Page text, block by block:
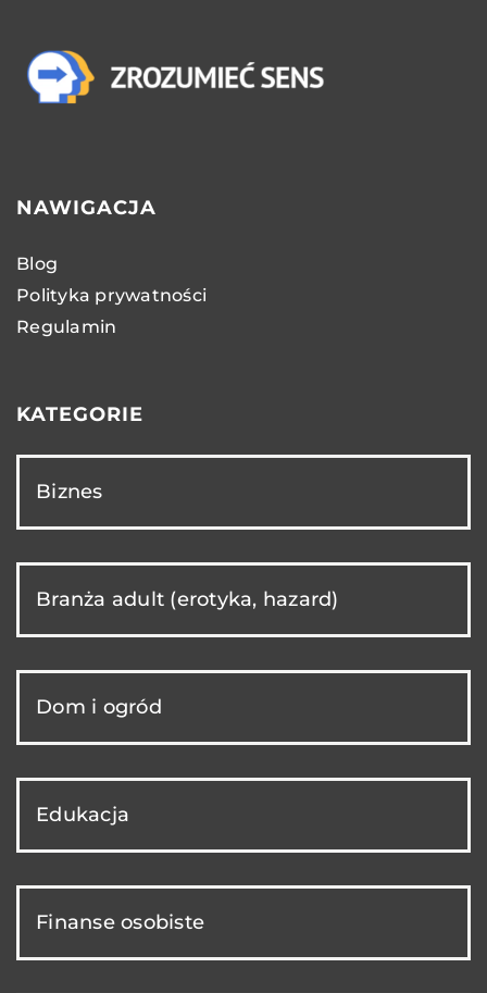
NAWIGACJA
Blog
Polityka prywatności
Regulamin
KATEGORIE
Biznes
Branża adult (erotyka, hazard)
Dom i ogród
Edukacja
Finanse osobiste